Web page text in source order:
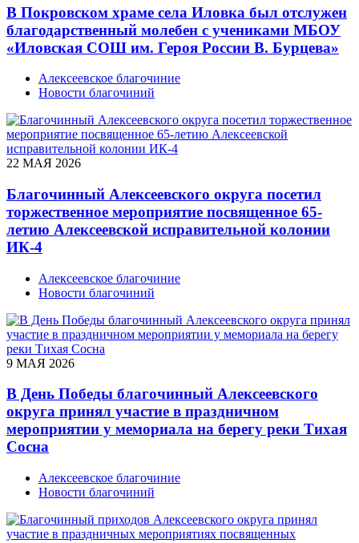
В Покровском храме села Иловка был отслужен
благодарственный молебен с учениками МБОУ
«Иловская СОШ им. Героя России В. Бурцева»
Алексеевское благочиние
Новости благочиний
22 МАЯ 2026
Благочинный Алексеевского округа посетил
торжественное мероприятие посвященное 65-
летию Алексеевской исправительной колонии
ИК-4
Алексеевское благочиние
Новости благочиний
9 МАЯ 2026
В День Победы благочинный Алексеевского
округа принял участие в праздничном
мероприятии у мемориала на берегу реки Тихая
Сосна
Алексеевское благочиние
Новости благочиний